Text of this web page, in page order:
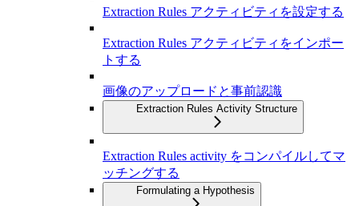
Extraction Rules アクティビティを設定する
Extraction Rules アクティビティをインポー
トする
画像のアップロードと事前認識
Extraction Rules Activity Structure
Extraction Rules activity をコンパイルしてマ
ッチングする
Formulating a Hypothesis